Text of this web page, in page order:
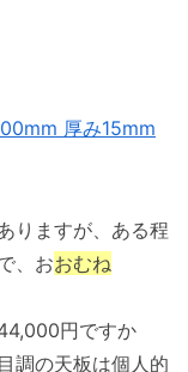
厚み15mm
りますが、ある程
、おおむね
円ですか
調の天板は個人的